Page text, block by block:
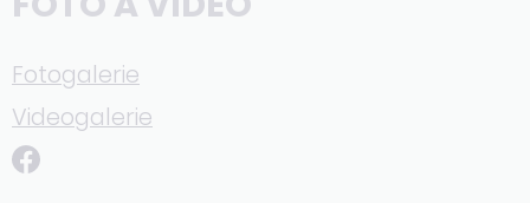
Fotogalerie
Videogalerie